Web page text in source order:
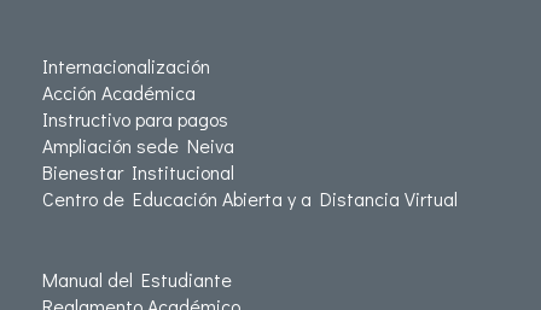
Internacionalización
Acción Académica
Instructivo para pagos
Ampliación sede Neiva
Bienestar Institucional
Centro de Educación Abierta y a Distancia Virtual
Manual del Estudiante